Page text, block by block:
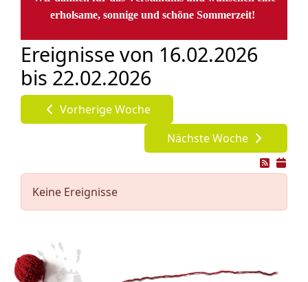
erholsame, sonnige und schöne Sommerzeit!
Ereignisse von 16.02.2026
bis 22.02.2026
Vorherige Woche
Nächste Woche
Keine Ereignisse